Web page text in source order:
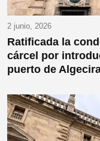
2 junio, 2026
Ratificada la
cárcel por
puerto de